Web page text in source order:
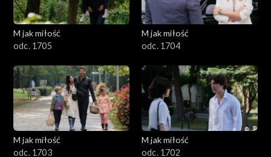
M jak miłość
odc. 1705
M jak miłość
odc. 1704
M jak miłość
odc. 1703
M jak miłość
odc. 1702